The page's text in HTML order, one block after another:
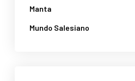
Manta
Mundo Salesiano